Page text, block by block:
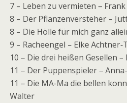
7 – Leben zu vermieten –
8 – Der Pflanzenversteher –
8 – Die Hölle für mich ganz
9 – Racheengel – Elke Achtner-
10 – Die drei heißen Gesellen –
11 – Der Puppenspieler –
11 – Die MA-Ma die bellen
Walter